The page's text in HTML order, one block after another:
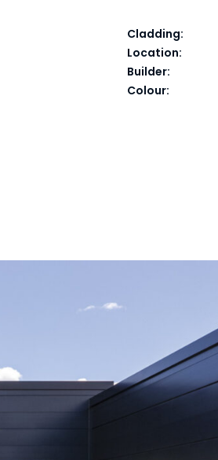
Cladding:
Location:
Builder:
Colour: